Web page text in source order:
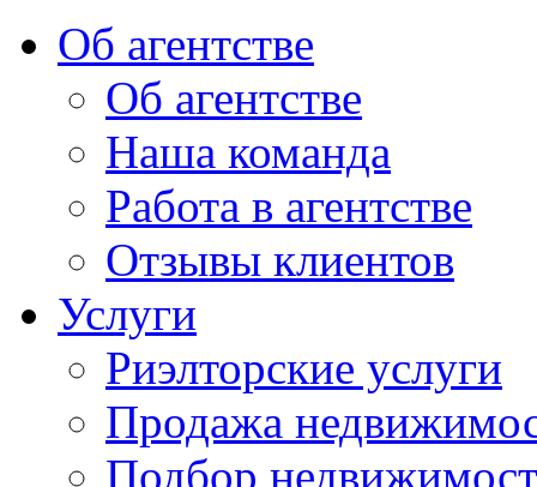
Об агентстве
Об агентстве
Наша команда
Работа в агентстве
Отзывы клиентов
Услуги
Риэлторские услуги
Продажа
Подбор